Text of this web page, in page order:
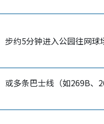
约5分钟进入公园往网球
或多条巴士线（如269B、